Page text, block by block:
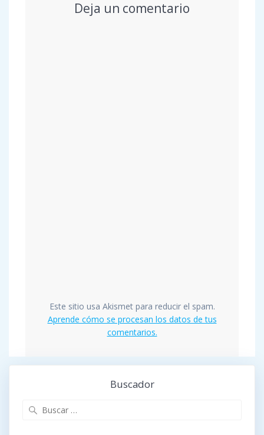
Deja un comentario
Este sitio usa Akismet para reducir el spam.
Aprende cómo se procesan los datos de tus
comentarios.
Buscador